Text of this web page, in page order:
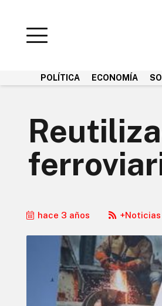
POLÍTICA ECONOMÍA
hace 3 años +Noticias